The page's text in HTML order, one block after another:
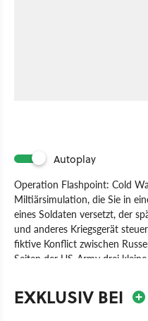
Autoplay
Operation Flashpoint: Cold
Miltiärsimulation, die Sie in
eines Soldaten versetzt, der
und anderes Kriegsgerät
fiktive Konflict zwischen
Seiten der US-Army drei
Operation Flashpoint: Das
ausgerichtet. Eine Kugel kann
EXKLUSIV BEI